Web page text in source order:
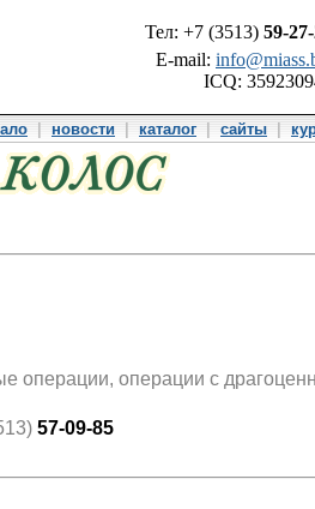
Тел: +7 (3513) 59-
E-mail:
ICQ:
новости каталог| сайты
операции, операции с
57-09-85